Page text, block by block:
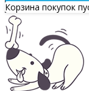
Корзина покупок